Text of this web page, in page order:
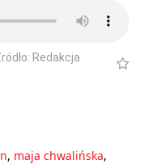
Redakcja
, maja chwalińska,